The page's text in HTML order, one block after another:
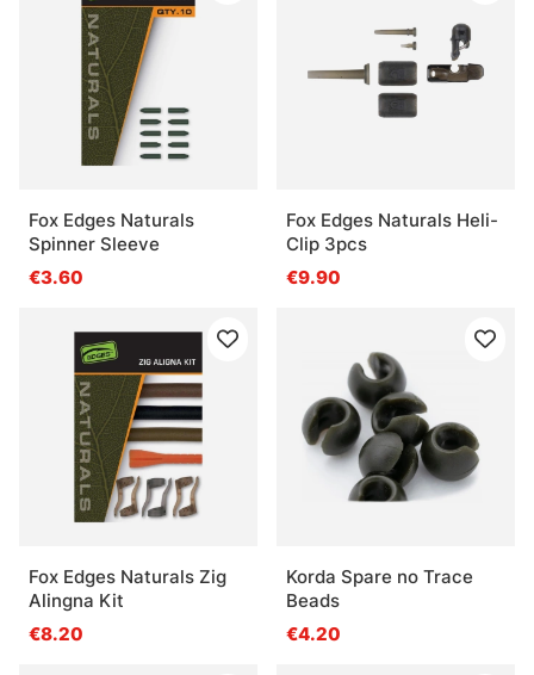
Fox Edges Naturals
Spinner Sleeve
€3.60
Fox Edges Naturals Heli-
Clip 3pcs
€9.90
Fox Edges Naturals Zig
Alingna Kit
€8.20
Korda Spare no Trace
Beads
€4.20